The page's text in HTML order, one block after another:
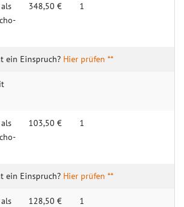
348,50 € 1
Hier prüfen **
103,50 € 1
Hier prüfen **
128,50 € 1